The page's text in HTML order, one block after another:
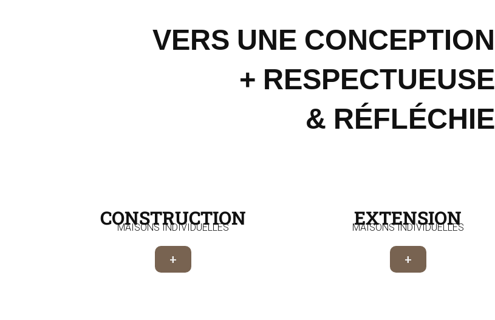
VERS UNE CONCEPTION
+ RESPECTUEUSE
& RÉFLÉCHIE
CONSTRUCTION
MAISONS INDIVIDUELLES
+
EXTENSION
MAISONS INDIVIDUELLES
+